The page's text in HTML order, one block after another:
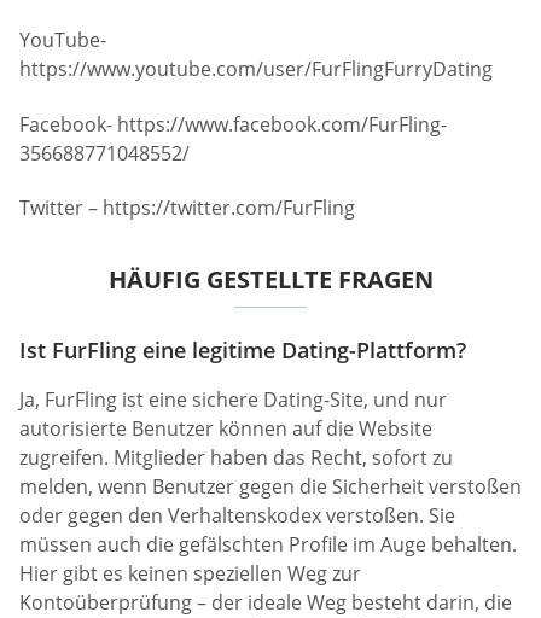
YouTube-
https://www.youtube.com/user/FurFlingFurryDating
Facebook- https://www.facebook.com/FurFling-
356688771048552/
Twitter – https://twitter.com/FurFling
HÄUFIG GESTELLTE FRAGEN
Ist FurFling eine legitime Dating-Plattform?
Ja, FurFling ist eine sichere Dating-Site, und nur
autorisierte Benutzer können auf die Website
zugreifen. Mitglieder haben das Recht, sofort zu
melden, wenn Benutzer gegen die Sicherheit verstoßen
oder gegen den Verhaltenskodex verstoßen. Sie
müssen auch die gefälschten Profile im Auge behalten.
Hier gibt es keinen speziellen Weg zur
Kontoüberprüfung – der ideale Weg besteht darin, die